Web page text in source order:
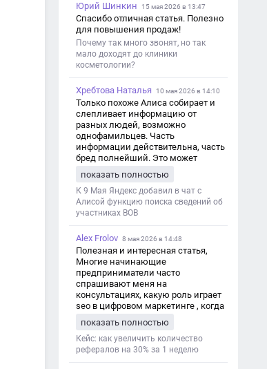
Юрий Шинкин 15 мая 2026 в 13:47
Спасибо отличная статья. Полезно
для повышения продаж!
Почему так много звонят, но так
мало доходят до клиники
косметологии?
Хребтова Наталья 10 мая 2026 в 14:10
Только похоже Алиса собирает и
слепливает информацию от
разных людей, возможно
однофамильцев. Часть
информации действительна, часть
бред полнейший. Это может
дезинформации
показать полностью
К 9 Мая Яндекс добавил в чат с
Алисой функцию поиска сведений об
участниках ВОВ
Alex Frolov 8 мая 2026 в 14:48
Полезная и интересная статья,
Многие начинающие
предприниматели часто
спрашивают меня на
консультациях, какую роль играет
seo в цифровом маркетинге , когда
обсуждаем их проект:
https://aseotop.com/kakuyu-rol-igraet-
seo-v-czifrovom-marketinge/
показать полностью
Кейс: как увеличить количество
рефералов на 30% за 1 неделю